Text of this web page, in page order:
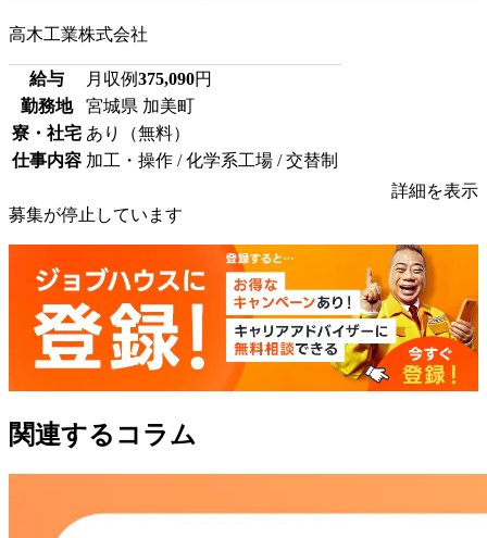
高木工業株式会社
給与 月収例375,090円
勤務地
宮城県 加美町
寮・社宅 あり（無料）
仕事内容 加工・操作 / 化学系工場 / 交替制
詳細を表示
募集が停止しています
関連するコラム